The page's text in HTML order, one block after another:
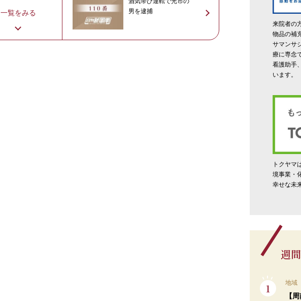
一覧をみる
男を逮捕
来院者の
物品の補
サマンサ
療に専念
看護助手
います。
トクヤマ
境事業・
幸せな未
週
地域
【